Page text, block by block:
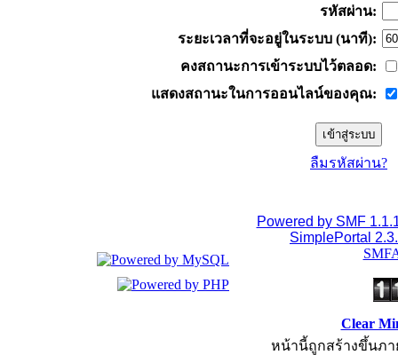
รหัสผ่าน:
ระยะเวลาที่จะอยู่ในระบบ (นาที):
คงสถานะการเข้าระบบไว้ตลอด:
แสดงสถานะในการออนไลน์ของคุณ:
ลืมรหัสผ่าน?
Powered by SMF
SimplePortal
Clear
หน้านี้ถูกสร้างขึ้นภา